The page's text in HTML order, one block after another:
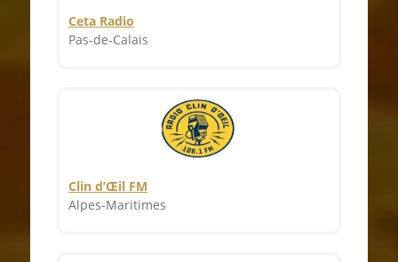
Ceta Radio
Pas-de-Calais
Clin d’Œil FM
Alpes-Maritimes